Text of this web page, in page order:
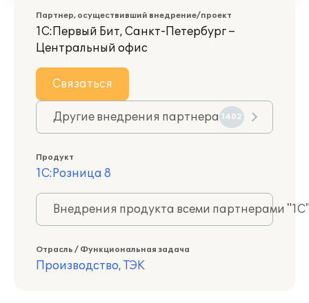
Партнер, осуществивший внедрение/проект
1С:Первый Бит, Санкт-Петербург –
Центральный офис
Связаться
Другие внедрения партнера 1402
Продукт
1С:Розница 8
Внедрения продукта всеми партнерами
Отрасль / Функциональная задача
Производство, ТЭК